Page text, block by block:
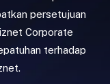
persetujuan
Corporate
terhadap